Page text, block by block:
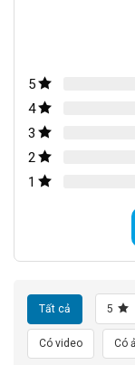
5
4
3
2
1
Tất cả 5
Có video Có